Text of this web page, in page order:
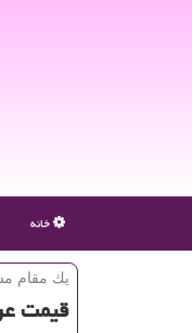
خانه
یك مقام
قیمت